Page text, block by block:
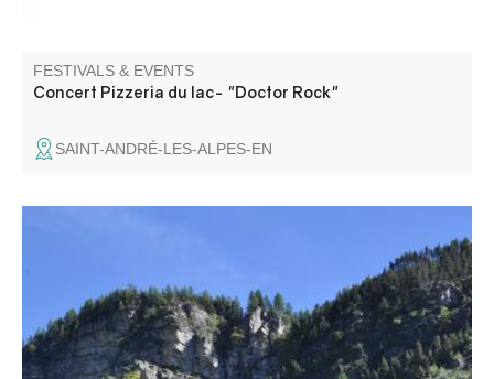
FESTIVALS & EVENTS
Concert Pizzeria du lac- "Doctor Rock"
SAINT-ANDRÉ-LES-ALPES-EN
Fête au cœur du petit hameau de Chasse au milieu des